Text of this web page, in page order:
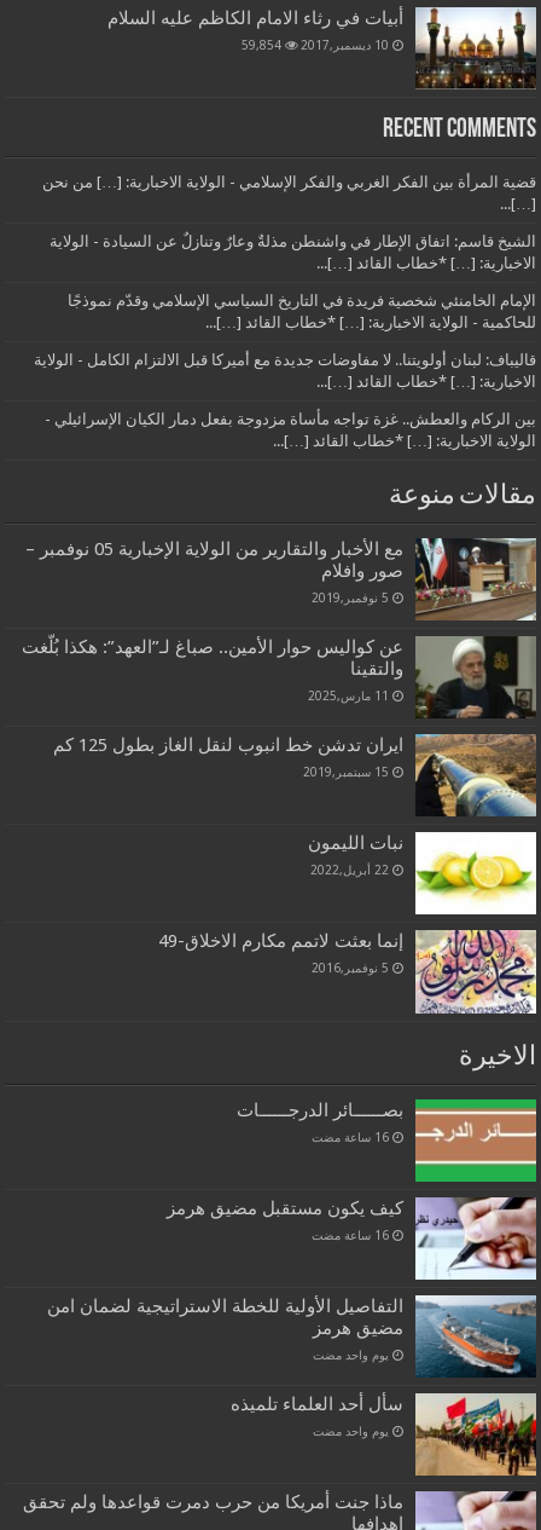
أبيات في رثاء الامام الكاظم عليه السلام
10 ديسمبر,2017 59,854
Recent Comments
قضية المرأة بين الفكر الغربي والفكر الإسلامي - الولاية الاخبارية: […] من نحن
[…]...
الشيخ قاسم: اتفاق الإطار في واشنطن مذلةٌ وعارٌ وتنازلٌ عن السيادة - الولاية
الاخبارية: […] *خطاب القائد […]...
الإمام الخامنئي شخصية فريدة في التاريخ السياسي الإسلامي وقدّم نموذجًا
للحاكمية - الولاية الاخبارية: […] *خطاب القائد […]...
قاليباف: لبنان أولويتنا.. لا مفاوضات جديدة مع أميركا قبل الالتزام الكامل - الولاية
الاخبارية: […] *خطاب القائد […]...
بين الركام والعطش.. غزة تواجه مأساة مزدوجة بفعل دمار الكيان الإسرائيلي -
الولاية الاخبارية: […] *خطاب القائد […]...
مقالات منوعة
مع الأخبار والتقارير من الولاية الإخبارية 05 نوفمبر –
صور وافلام
5 نوفمبر,2019
عن كواليس حوار الأمين.. صباغ لـ”العهد”: هكذا بُلّغت
والتقينا
11 مارس,2025
ايران تدشن خط انبوب لنقل الغاز بطول 125 كم
15 سبتمبر,2019
نبات الليمون
22 أبريل,2022
إنما بعثت لاتمم مكارم الاخلاق-49
5 نوفمبر,2016
الاخيرة
بصــــــائر الدرجــــــات
‏16 ساعة مضت
كيف يكون مستقبل مضيق هرمز
‏16 ساعة مضت
التفاصيل الأولية للخطة الاستراتيجية لضمان امن
مضيق هرمز
‏يوم واحد مضت
سأل أحد العلماء تلميذه
‏يوم واحد مضت
ماذا جنت أمريكا من حرب دمرت قواعدها ولم تحقق
اهدافها